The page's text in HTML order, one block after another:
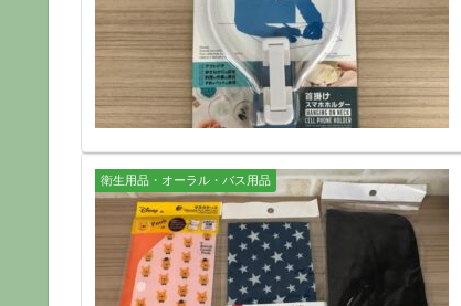
衛生用品・オーラル・バス用品